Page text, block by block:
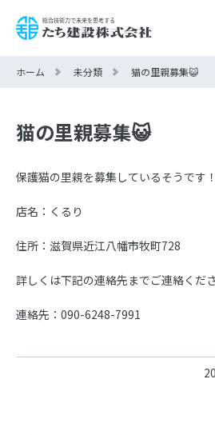
ホーム 未分類 猫の里親募集😺
猫の里親募集😺
保護猫の里親を募集しているそうです！
店名：くるり
住所：滋賀県近江八幡市牧町728
詳しくは下記の連絡先までご連絡くだ
連絡先：090-6248-7991